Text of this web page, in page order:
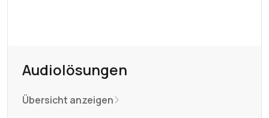
Audiolösungen
Übersicht anzeigen